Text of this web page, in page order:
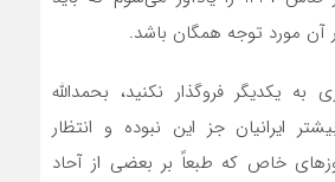
مورد توجه همگان باشد.
به یکدیگر فروگذار نکنید، بحمداللّه
ایرانیان جز این نبوده و انتظار
خاص که طبعاً بر بعضی از آحاد